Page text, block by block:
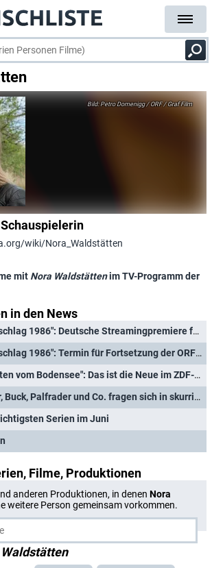
Petro Domenigg / ORF / Graf Film
wiki/Nora_Waldstätten
mit Nora Waldstättenim TV-Programm der
in den News
"Braunschlag 1986": Deutsche Streamingpremiere für Fortsetzung der Kultserie
"Braunschlag 1986": Termin für Fortsetzung der ORF-Kultserie verkündet
"Die Toten vom Bodensee": Das ist die Neue im ZDF-Krimi
Hübner, Buck, Palfrader und Co. fragen sich in skurrilen Episoden: "Warum ich?"
Serien im Juni
Filme, Produktionen
anderen Produktionen, in denen Nora
weitere Person gemeinsam vorkommen.